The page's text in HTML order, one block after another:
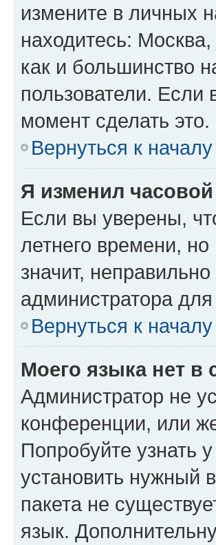
измените в личных
находитесь:
как и большинство
пользователи. Если
момент сделать это.
Вернуться к началу
Я изменил
Если вы уверены,
летнего времени,
значит,
администратора
Вернуться к началу
Моего языка нет в
Администратор не
конференции, или
Попробуйте узнать
установить нужный
пакета не
язык.